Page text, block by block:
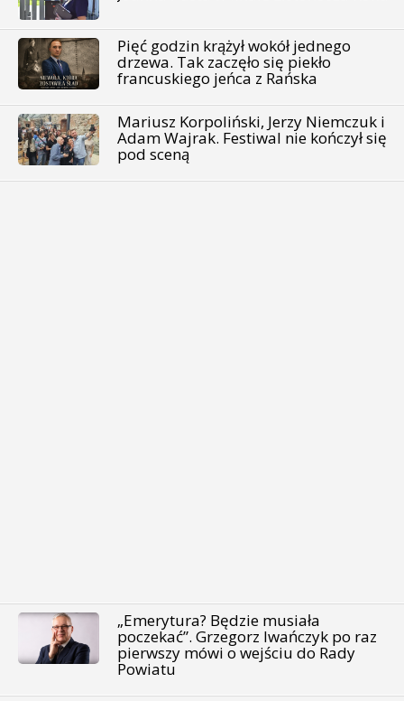
Pięć godzin krążył wokół jednego
drzewa. Tak zaczęło się piekło
francuskiego jeńca z Rańska
Mariusz Korpoliński, Jerzy Niemczuk i
Adam Wajrak. Festiwal nie kończył się
pod sceną
„Emerytura? Będzie musiała
poczekać”. Grzegorz Iwańczyk po raz
pierwszy mówi o wejściu do Rady
Powiatu